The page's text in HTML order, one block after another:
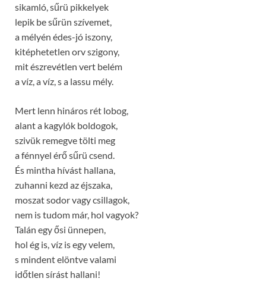
sikamló, sűrü pikkelyek
lepik be sűrün szívemet,
a mélyén édes-jó iszony,
kitéphetetlen orv szigony,
mit észrevétlen vert belém
a víz, a víz, s a lassu mély.
Mert lenn hináros rét lobog,
alant a kagylók boldogok,
szivük remegve tölti meg
a fénnyel érő sűrü csend.
És mintha hívást hallana,
zuhanni kezd az éjszaka,
moszat sodor vagy csillagok,
nem is tudom már, hol vagyok?
Talán egy ősi ünnepen,
hol ég is, víz is egy velem,
s mindent elöntve valami
időtlen sírást hallani!